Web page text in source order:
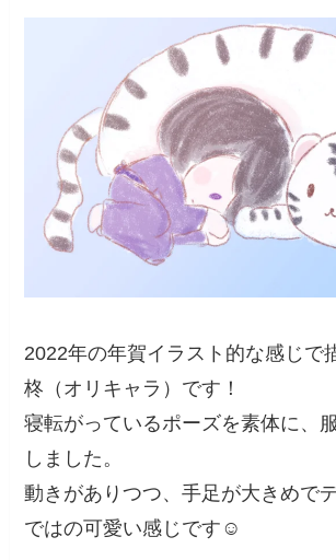
2022年の年賀イラスト的な感じで
柊（オリキャラ）です！
寝転がっているポーズを素体に、
しました。
動きがありつつ、手足が大きめで
ではの可愛い感じです☺️